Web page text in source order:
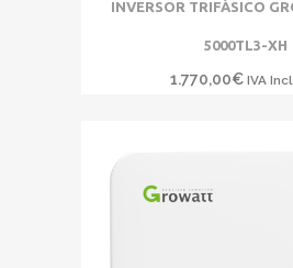
INVERSOR TRIFÁSICO
5000TL3-XH
1.770,00€ IVA